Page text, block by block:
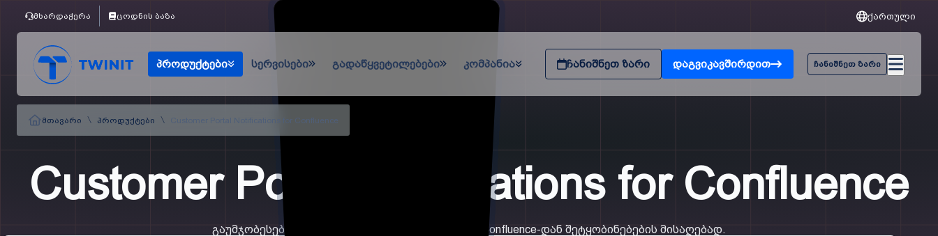
მხარდაჭერა ცოდნის ბაზა ქართული
პროდუქტები სერვისები გადაწყვეტილებები კომპანია ჩანიშნეთ ზარი დაგვიკავშირდით ჩანიშნეთ ზარი
მთავარი \ პროდუქტები \ Customer Portal Notifications for Confluence
Customer Portal Notifications for Confluence
გაუმჯობესება Customer Portal Notifications-სთვის Confluence-დან შეტყობინებების მისაღებად.